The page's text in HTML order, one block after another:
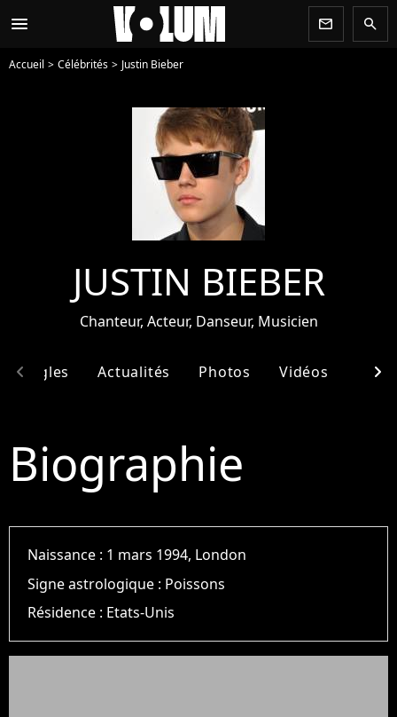
menu newsletter search
Accueil Célébrités Justin Bieber
JUSTIN BIEBER
Chanteur, Acteur, Danseur, Musicien
Singles Actualités Photos Vidéos
chevron_left chevron_right
Biographie
Naissance : 1 mars 1994, London
Signe astrologique : Poissons
Résidence : Etats-Unis